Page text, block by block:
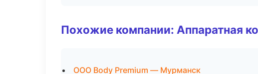
Похожие компании: Аппаратная
ООО Body Premium — Мурманск